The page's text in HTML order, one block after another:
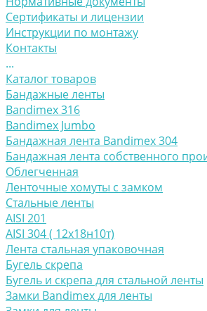
Сертификаты и лицензии
Инструкции по монтажу
Контакты
...
Каталог товаров
Бандажные ленты
Bandimex 316
Bandimex Jumbo
Бандажная лента Bandimex 304
Бандажная лента собственного
Облегченная
Ленточные хомуты с замком
Стальные ленты
AISI 201
AISI 304 ( 12х18н10т)
Лента стальная упаковочная
Бугель скрепа
Бугель и скрепа для стальной ленты
Замки Bandimex для ленты